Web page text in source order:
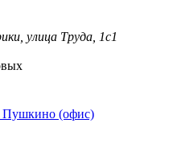
улица Труда, 1с1
Пушкино (офис)